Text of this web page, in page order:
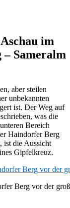
im
Sameralm
aber steilen
unbekannten
ist. Der Weg auf
was die
Bereich
Haindorfer Berg
ist die Aussicht
Gipfelkreuz.
Berg vor der